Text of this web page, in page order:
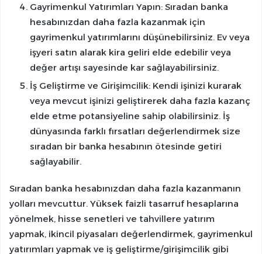
Gayrimenkul Yatırımları Yapın: Sıradan banka
hesabınızdan daha fazla kazanmak için
gayrimenkul yatırımlarını düşünebilirsiniz. Ev veya
işyeri satın alarak kira geliri elde edebilir veya
değer artışı sayesinde kar sağlayabilirsiniz.
İş Geliştirme ve Girişimcilik: Kendi işinizi kurarak
veya mevcut işinizi geliştirerek daha fazla kazanç
elde etme potansiyeline sahip olabilirsiniz. İş
dünyasında farklı fırsatları değerlendirmek size
sıradan bir banka hesabının ötesinde getiri
sağlayabilir.
Sıradan banka hesabınızdan daha fazla kazanmanın
yolları mevcuttur. Yüksek faizli tasarruf hesaplarına
yönelmek, hisse senetleri ve tahvillere yatırım
yapmak, ikincil piyasaları değerlendirmek, gayrimenkul
yatırımları yapmak ve iş geliştirme/girişimcilik gibi